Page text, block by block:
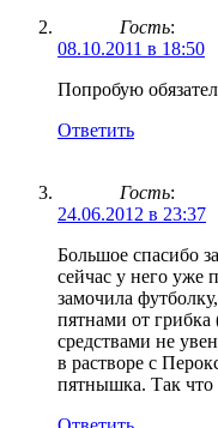
Гость:
08.10.2011 в 18:50
Попробую
Ответить
Гость:
24.06.2012 в 23:37
Большое спасибо
сейчас у него уже
замочила
пятнами от
средствами не
в растворе с
пятнышка. Так что